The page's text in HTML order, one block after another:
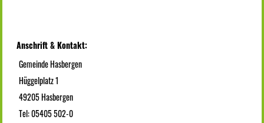
Anschrift & Kontakt:
Gemeinde Hasbergen
Hüggelplatz 1
49205 Hasbergen
Tel: 05405 502-0